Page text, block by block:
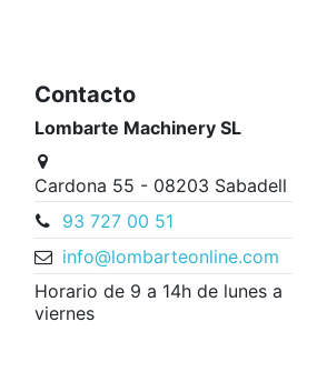
Contacto
Lombarte Machinery SL
Cardona 55 - 08203 Sabadell
93 727 00 51
info@lombarteonline.com
Horario de 9 a 14h de lunes a
viernes